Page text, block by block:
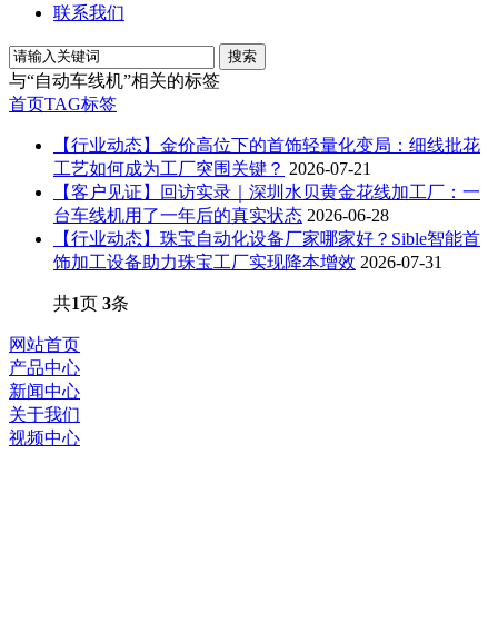
联系我们
搜索
与“自动车线机”相关的标签
首页TAG标签
【行业动态】金价高位下的首饰轻量化变局：细线批花
工艺如何成为工厂突围关键？ 2026-07-21
【客户见证】回访实录｜深圳水贝黄金花线加工厂：一
台车线机用了一年后的真实状态 2026-06-28
【行业动态】珠宝自动化设备厂家哪家好？Sible智能首
饰加工设备助力珠宝工厂实现降本增效 2026-07-31
共1页 3条
网站首页
产品中心
新闻中心
关于我们
视频中心